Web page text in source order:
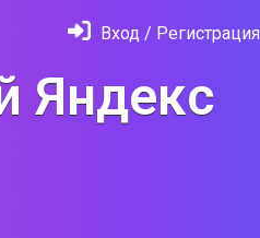
Вход / Регистрация
Яндекс